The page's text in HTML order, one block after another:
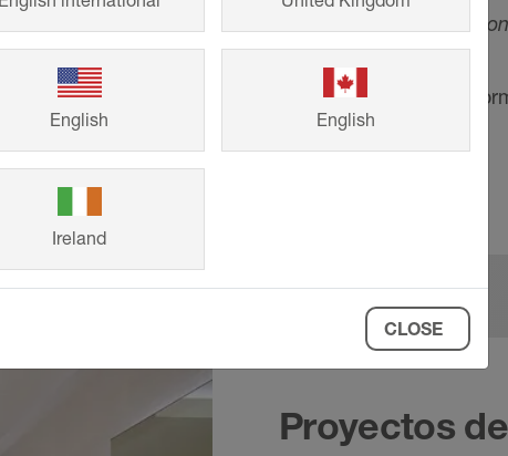
KD ZBS solo es válida en combinación
se puede macizar el cuerpo del desagüe con
Proyectos
English English
Ireland
CLOSE